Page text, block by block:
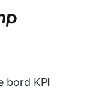
bord KPI